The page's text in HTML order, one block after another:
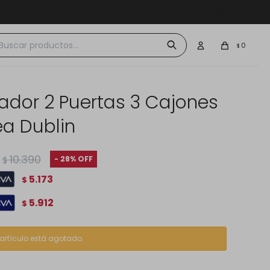
$ 0
2 Puertas 3 Cajones
Dublin
$ 10.390 28
$ 5.173
$ 5.912
artículo está agotado.